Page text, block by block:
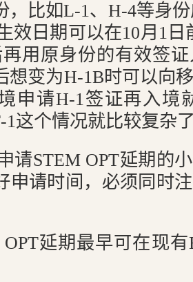
，比如L-1、H-4等身
效日期可以在10月1
用原身份的有效签
想变为H-1B时可以向
申请H-1签证再入境
1这个情况就比较复杂
请STEM OPT延期的
申请时间，必须同时
OPT延期最早可在现